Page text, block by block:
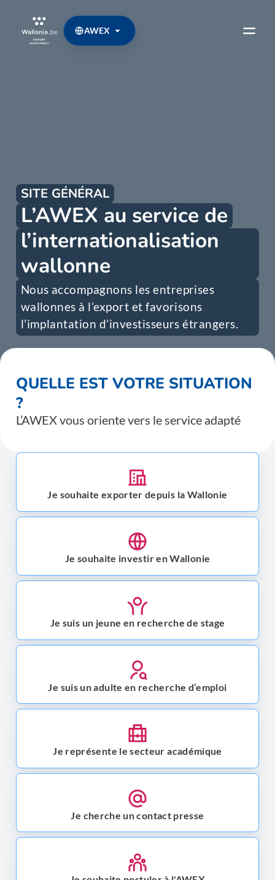
AWEX
SITE GÉNÉRAL
L’AWEX au service de
l’internationalisation
wallonne
Nous accompagnons les entreprises
wallonnes à l’export et favorisons
l’implantation d’investisseurs étrangers.
QUELLE EST VOTRE SITUATION
?
L’AWEX vous oriente vers le service adapté
Je souhaite exporter depuis la Wallonie
Je souhaite investir en Wallonie
Je suis un jeune en recherche de stage
Je suis un adulte en recherche d’emploi
Je représente le secteur académique
Je cherche un contact presse